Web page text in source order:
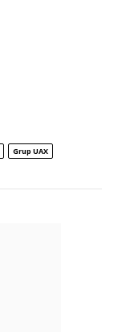
Grup UAX